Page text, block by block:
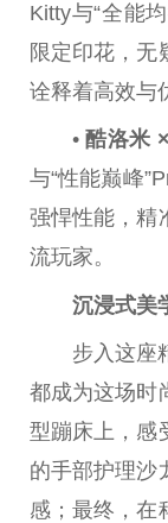
Kitty与“全能
限定印花，无
诠释着高效与
•酷洛米
与“性能巅峰
强悍性能，精
流玩家。
沉浸式美
步入这座
都成为这场时
型蹦床上，感
的手部护理沙
感；最终，在